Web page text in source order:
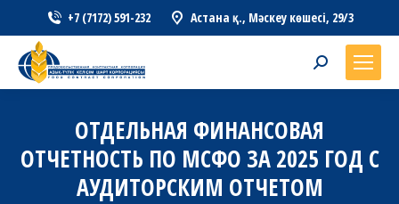
+7 (7172) 591-232 Астана қ., Мәскеу көшесі, 29/3
Search:
ОТДЕЛЬНАЯ ФИНАНСОВАЯ
ОТЧЕТНОСТЬ ПО МСФО ЗА 2025 ГОД С
АУДИТОРСКИМ ОТЧЕТОМ